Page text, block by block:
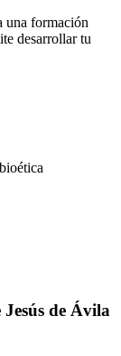
una formación
desarrollar tu
de Ávila